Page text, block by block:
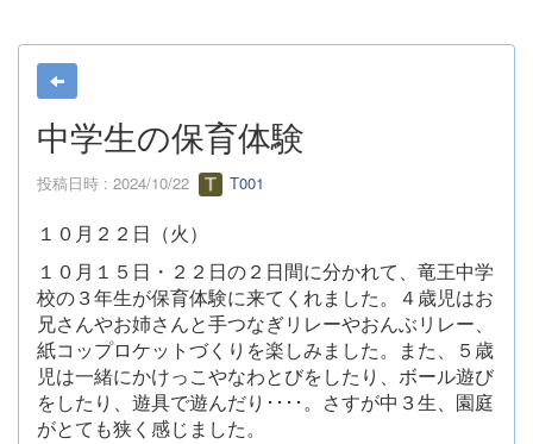
中学生の保育体験
投稿日時 : 2024/10/22 T001
１０月２２日（火）
１０月１５日・２２日の２日間に分かれて、竜王中学
校の３年生が保育体験に来てくれました。４歳児はお
兄さんやお姉さんと手つなぎリレーやおんぶリレー、
紙コップロケットづくりを楽しみました。また、５歳
児は一緒にかけっこやなわとびをしたり、ボール遊び
をしたり、遊具で遊んだり････。さすが中３生、園庭
がとても狭く感じました。